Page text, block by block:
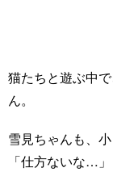
猫たちと遊ぶ中
ん。
雪見ちゃんも、
「仕方ないな…